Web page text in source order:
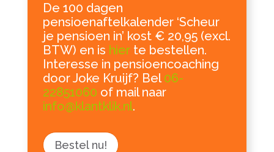
De 100 dagen
pensioenaftelkalender ‘Scheur
je pensioen in’ kost € 20,95 (excl.
BTW) en is hierte bestellen.
Interesse in pensioencoaching
door Joke Kruijf? Bel06-
22851060 of mail naar
info@klantklik.nl.
Bestel nu!